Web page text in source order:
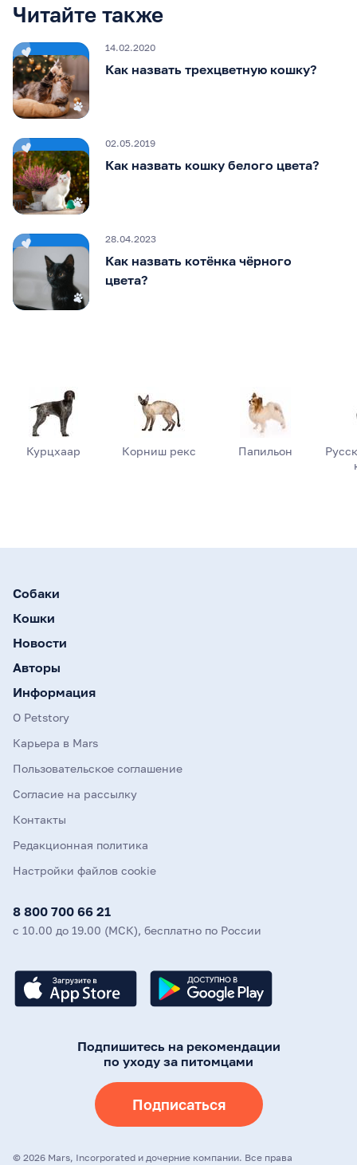
Читайте также
14.02.2020
Как назвать трехцветную кошку?
02.05.2019
Как назвать кошку белого цвета?
28.04.2023
Как назвать котёнка чёрного
цвета?
Курцхаар Корниш рекс Папильон
Собаки
Кошки
Новости
Авторы
Информация
О Petstory
Карьера в Mars
Пользовательское соглашение
Согласие на рассылку
Контакты
Редакционная политика
Настройки файлов cookie
8 800 700 66 21
с 10.00 до 19.00 (МСК), бесплатно по России
Подпишитесь на рекомендации
по уходу за питомцами
Подписаться
© 2026 Mars, Incorporated и дочерние компании. Все права